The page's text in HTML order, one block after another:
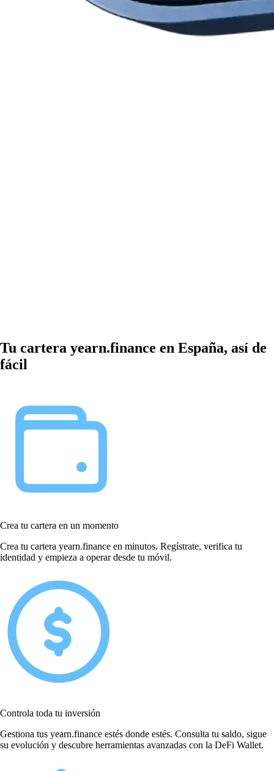
Tu cartera yearn.finance en España, así de
fácil
Crea tu cartera en un momento
Crea tu cartera yearn.finance en minutos. Regístrate, verifica tu
identidad y empieza a operar desde tu móvil.
Controla toda tu inversión
Gestiona tus yearn.finance estés donde estés. Consulta tu saldo, sigue
su evolución y descubre herramientas avanzadas con la DeFi Wallet.